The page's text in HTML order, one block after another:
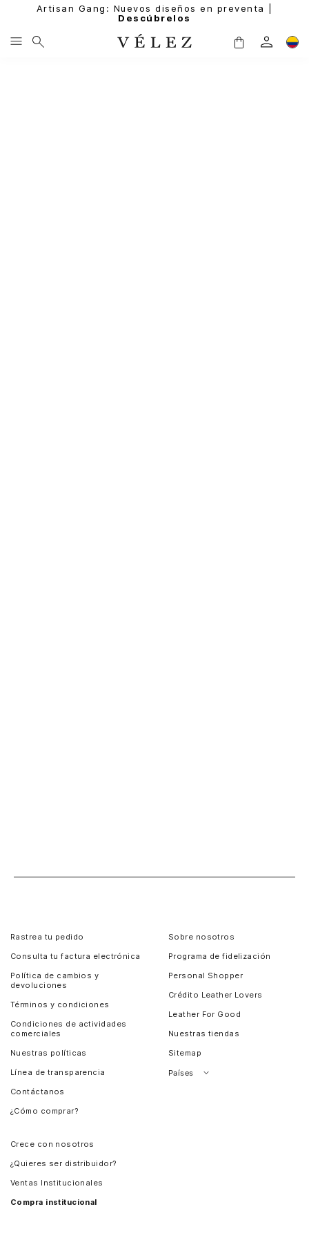
Artisan Gang: Nuevos diseños en preventa |
Descúbrelos
Rastrea tu pedido
Consulta tu factura electrónica
Política de cambios y
devoluciones
Términos y condiciones
Condiciones de actividades
comerciales
Nuestras políticas
Línea de transparencia
Contáctanos
¿Cómo comprar?
Sobre nosotros
Programa de fidelización
Personal Shopper
Crédito Leather Lovers
Leather For Good
Nuestras tiendas
Sitemap
Países
Crece con nosotros
¿Quieres ser distribuidor?
Ventas Institucionales
Compra institucional